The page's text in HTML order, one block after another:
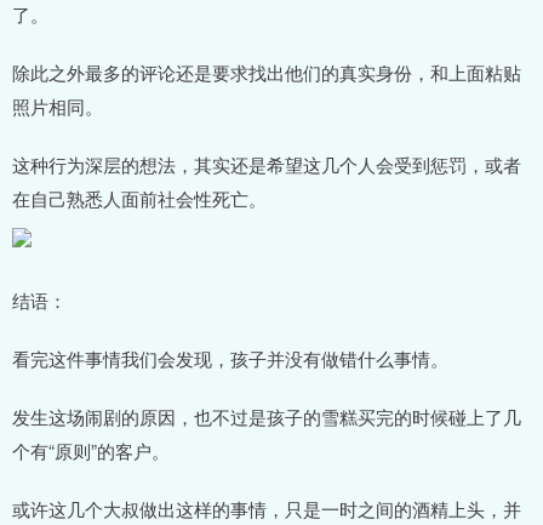
了。
除此之外最多的评论还是要求找出他们的真实身份，和上面粘贴
照片相同。
这种行为深层的想法，其实还是希望这几个人会受到惩罚，或者
在自己熟悉人面前社会性死亡。
结语：
看完这件事情我们会发现，孩子并没有做错什么事情。
发生这场闹剧的原因，也不过是孩子的雪糕买完的时候碰上了几
个有“原则”的客户。
或许这几个大叔做出这样的事情，只是一时之间的酒精上头，并